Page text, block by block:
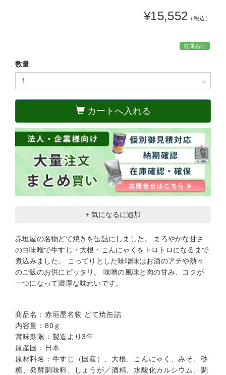
¥15,552 （税込）
在庫あり
数量
カートへ入れる
+ 気になるに追加
赤垣屋の名物どて焼きを缶詰にしました。 まろやかな甘さ
の白味噌で牛すじ・大根・こんにゃくをトロトロになるまで
煮込みました。 こってりとした味噌味はお酒のアテや熱々
のご飯のお供にピッタリ。 味噌の風味と肉の甘み、コクが
一つになって濃厚な味わいです。
商品名：赤垣屋名物 どて焼缶詰
内容量：80ｇ
賞味期限：製造より3年
原産国：日本
原材料名：牛すじ（国産）、大根、こんにゃく、みそ、砂
糖、発酵調味料、しょうが／酒精、水酸化カルシウム、調